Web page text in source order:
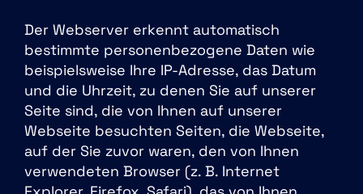
Der Webserver erkennt automatisch
bestimmte personenbezogene Daten wie
beispielsweise Ihre IP-Adresse, das Datum
und die Uhrzeit, zu denen Sie auf unserer
Seite sind, die von Ihnen auf unserer
Webseite besuchten Seiten, die Webseite,
auf der Sie zuvor waren, den von Ihnen
verwendeten Browser (z. B. Internet